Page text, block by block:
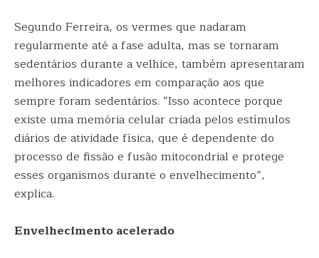
Segundo Ferreira, os vermes que nadaram
regularmente até a fase adulta, mas se tornaram
sedentários durante a velhice, também apresentaram
melhores indicadores em comparação aos que
sempre foram sedentários. “Isso acontece porque
existe uma memória celular criada pelos estímulos
diários de atividade física, que é dependente do
processo de fissão e fusão mitocondrial e protege
esses organismos durante o envelhecimento”,
explica.
Envelhecimento acelerado